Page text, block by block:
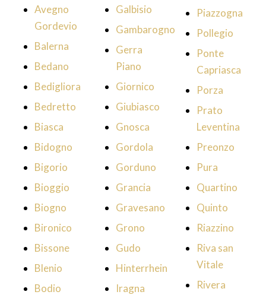
Avegno
Gordevio
Balerna
Bedano
Bedigliora
Bedretto
Biasca
Bidogno
Bigorio
Bioggio
Biogno
Bironico
Bissone
Blenio
Bodio
Galbisio
Gambarogno
Gerra
Piano
Giornico
Giubiasco
Gnosca
Gordola
Gorduno
Grancia
Gravesano
Grono
Gudo
Hinterrhein
Iragna
Piazzogna
Pollegio
Ponte
Capriasca
Porza
Prato
Leventina
Preonzo
Pura
Quartino
Quinto
Riazzino
Riva san
Vitale
Rivera